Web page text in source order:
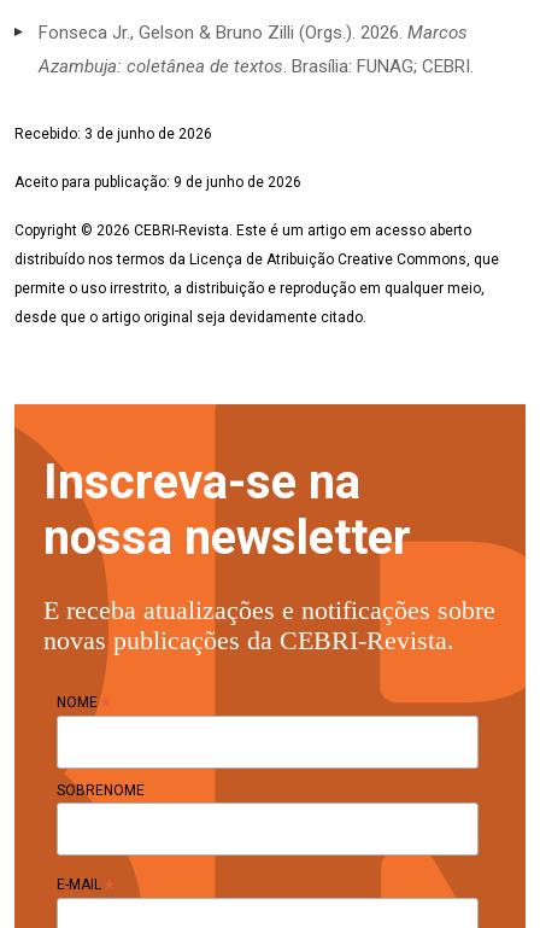
Fonseca Jr., Gelson & Bruno Zilli (Orgs.). 2026. Marcos
Azambuja: coletânea de textos. Brasília: FUNAG; CEBRI.
Recebido: 3 de junho de 2026
Aceito para publicação: 9 de junho de 2026
Copyright © 2026 CEBRI-Revista. Este é um artigo em acesso aberto
distribuído nos termos da Licença de Atribuição Creative Commons, que
permite o uso irrestrito, a distribuição e reprodução em qualquer meio,
desde que o artigo original seja devidamente citado.
Inscreva-se na
nossa newsletter
E receba atualizações e notificações sobre
novas publicações da CEBRI-Revista.
NOME
SOBRENOME
E-MAIL *